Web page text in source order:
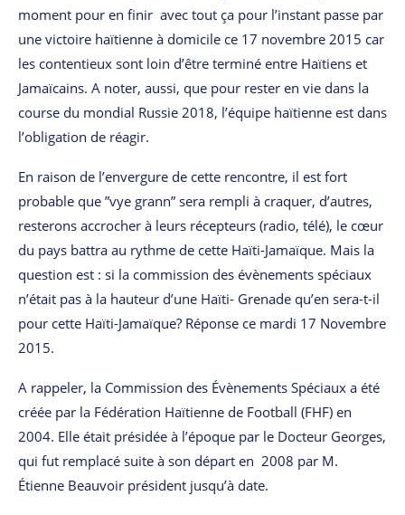
moment pour en finir avec tout ça pour l’instant passe par
une victoire haïtienne à domicile ce 17 novembre 2015 car
les contentieux sont loin d’être terminé entre Haïtiens et
Jamaïcains. A noter, aussi‚ que pour rester en vie dans la
course du mondial Russie 2018‚ l’équipe haïtienne est dans
l’obligation de réagir.
En raison de l’envergure de cette rencontre‚ il est fort
probable que ”vye grann” sera rempli à craquer, d’autres‚
resterons accrocher à leurs récepteurs (radio‚ télé), le cœur
du pays battra au rythme de cette Haïti-Jamaïque. Mais la
question est : si la commission des évènements spéciaux
n’était pas à la hauteur d’une Haïti- Grenade qu’en sera-t-il
pour cette Haïti-Jamaïque? Réponse ce mardi 17 Novembre
2015.
A rappeler‚ la Commission des Évènements Spéciaux a été
créée par la Fédération Haïtienne de Football (FHF) en
2004. Elle était présidée à l’époque par le Docteur Georges‚
qui fut remplacé suite à son départ en 2008 par M.
Étienne Beauvoir président jusqu’à date.